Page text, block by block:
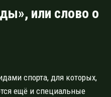
или слово о
спорта, для которых,
ещё и специальные